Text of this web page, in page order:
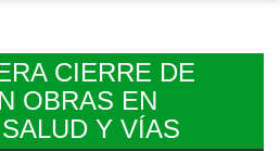
CIERRE DE
OBRAS EN
Y VÍAS